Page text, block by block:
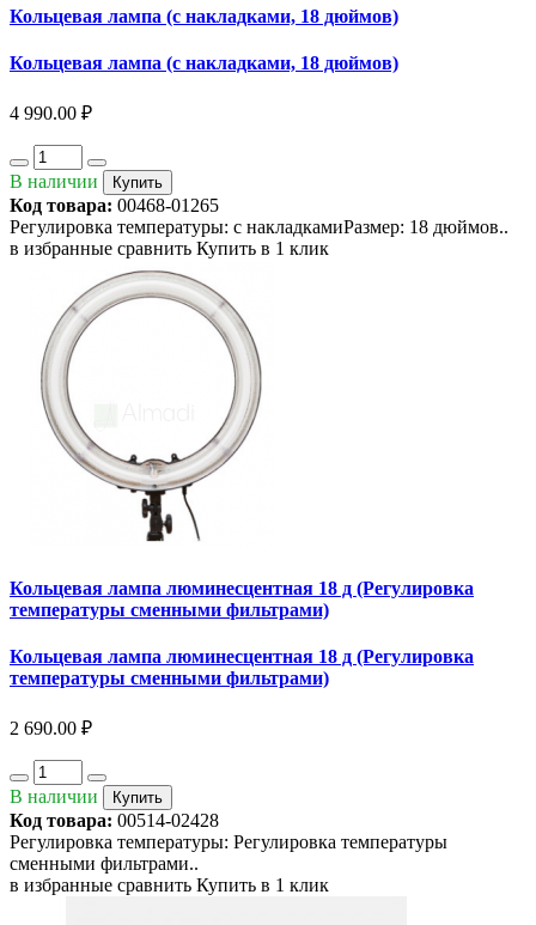
Кольцевая лампа (с накладками, 18 дюймов)
Кольцевая лампа (с накладками, 18 дюймов)
4 990.00 ₽
В наличии Купить
Код товара: 00468-01265
Регулировка температуры: с накладкамиРазмер: 18 дюймов..
в избранные сравнить Купить в 1 клик
Кольцевая лампа люминесцентная 18 д (Регулировка
температуры сменными фильтрами)
Кольцевая лампа люминесцентная 18 д (Регулировка
температуры сменными фильтрами)
2 690.00 ₽
В наличии Купить
Код товара: 00514-02428
Регулировка температуры: Регулировка температуры
сменными фильтрами..
в избранные сравнить Купить в 1 клик